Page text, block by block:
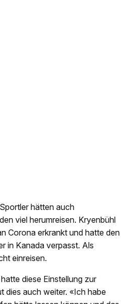
hätten auch
viel herumreisen. Kryenbühl
Corona erkrankt und hatte den
in Kanada verpasst. Als
einreisen.
diese Einstellung zur
dies auch weiter. «Ich habe